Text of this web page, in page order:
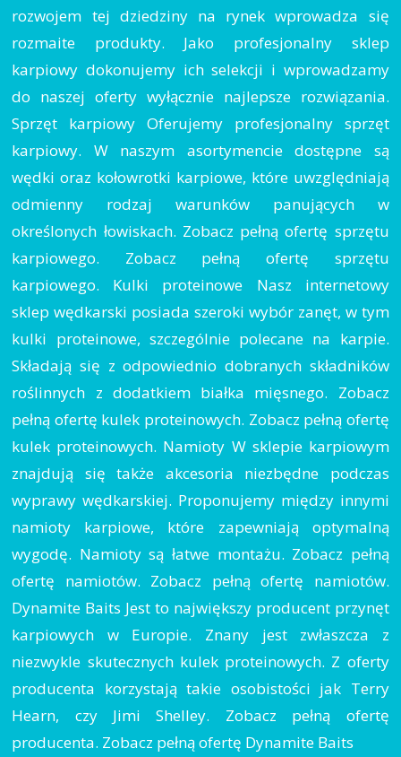
rozwojem tej dziedziny na rynek wprowadza się
rozmaite produkty. Jako profesjonalny sklep
karpiowy dokonujemy ich selekcji i wprowadzamy
do naszej oferty wyłącznie najlepsze rozwiązania.
Sprzęt karpiowy Oferujemy profesjonalny sprzęt
karpiowy. W naszym asortymencie dostępne są
wędki oraz kołowrotki karpiowe, które uwzględniają
odmienny rodzaj warunków panujących w
określonych łowiskach. Zobacz pełną ofertę sprzętu
karpiowego. Zobacz pełną ofertę sprzętu
karpiowego. Kulki proteinowe Nasz internetowy
sklep wędkarski posiada szeroki wybór zanęt, w tym
kulki proteinowe, szczególnie polecane na karpie.
Składają się z odpowiednio dobranych składników
roślinnych z dodatkiem białka mięsnego. Zobacz
pełną ofertę kulek proteinowych. Zobacz pełną ofertę
kulek proteinowych. Namioty W sklepie karpiowym
znajdują się także akcesoria niezbędne podczas
wyprawy wędkarskiej. Proponujemy między innymi
namioty karpiowe, które zapewniają optymalną
wygodę. Namioty są łatwe montażu. Zobacz pełną
ofertę namiotów. Zobacz pełną ofertę namiotów.
Dynamite Baits Jest to największy producent przynęt
karpiowych w Europie. Znany jest zwłaszcza z
niezwykle skutecznych kulek proteinowych. Z oferty
producenta korzystają takie osobistości jak Terry
Hearn, czy Jimi Shelley. Zobacz pełną ofertę
producenta. Zobacz pełną ofertę Dynamite Baits